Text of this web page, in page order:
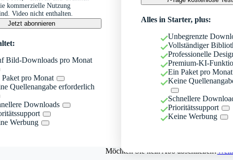
kommerzielle Nutzung
Video nicht enthalten.
Jetzt abonnieren
Bild-Downloads pro Monat
pro Monat
Quellenangabe erforderlich
Downloads
Werbung
Alles in Starter, plus:
Unbegrenzte
Vollständiger
Professionelle
Premium-KI-
Ein Paket pro Monat
Keine
Schnellere
Prioritätssupport
Keine Werbung
Möchten Sie kein Abo abschließen?